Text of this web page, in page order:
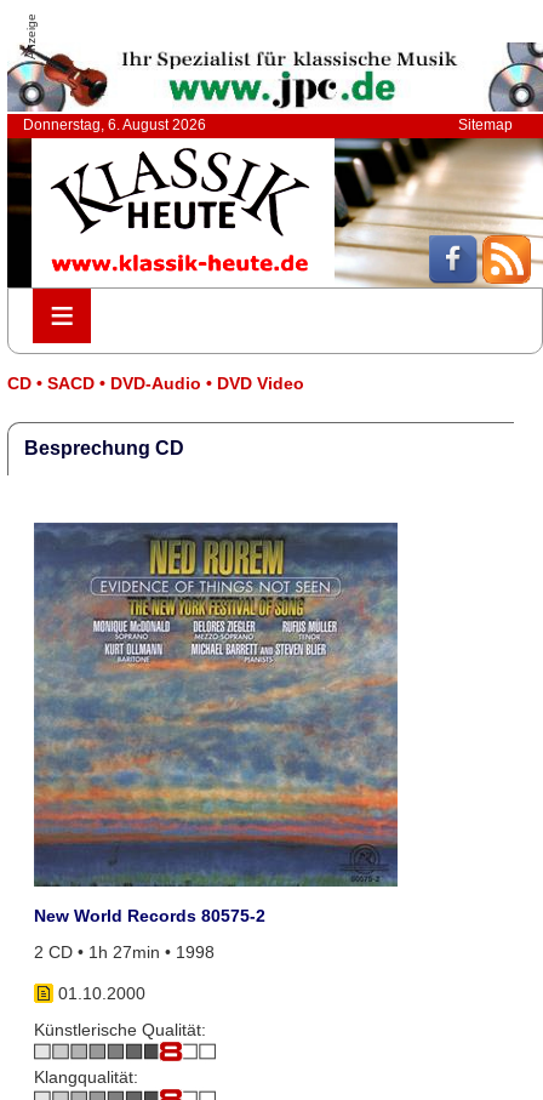
Anzeige
Donnerstag, 6. August 2026 Sitemap
≡
≡
CD • SACD • DVD-Audio • DVD Video
Besprechung CD
New World Records 80575-2
2 CD • 1h 27min • 1998
01.10.2000
Künstlerische Qualität:
Klangqualität: